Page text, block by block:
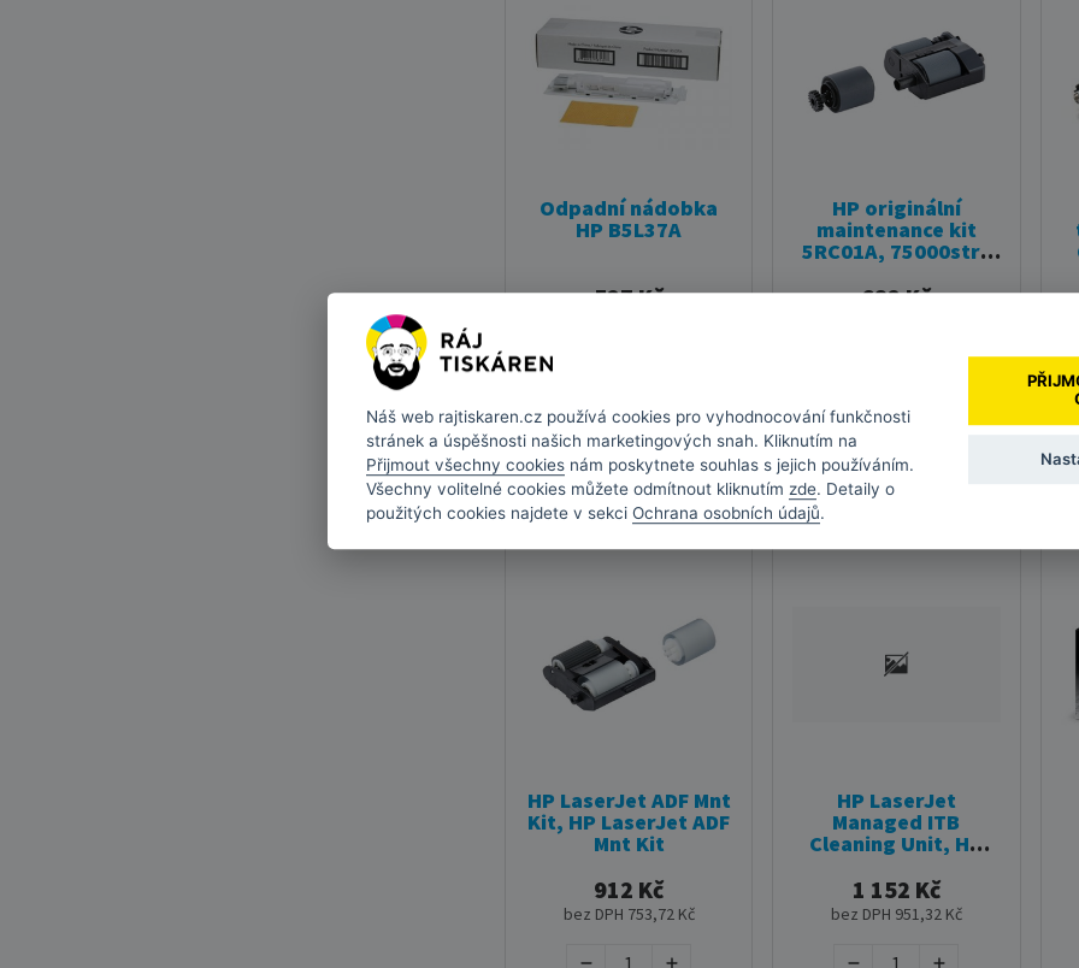
Odpadní nádobka
HP B5L37A
527 Kč
DO KOŠÍKU
Skladem
• Odeslání do
druhého dne
HP originální
maintenance kit
5RC01A, 75000str.,
682 Kč
DO KOŠÍKU
Skladem • Doručení do
týdne
HP LaserJet ADF Mnt
Kit, HP LaserJet ADF
Mnt Kit
912 Kč
bez DPH 753,72 Kč
HP LaserJet
Managed ITB
Cleaning Unit, HP
ITB Cleaning Unit
1 152 Kč
bez DPH 951,32 Kč
Náš web rajtiskaren.cz používá cookies pro vyhodnocování funkčnosti
stránek a úspěšnosti našich marketingových snah. Kliknutím na
Přijmout všechny cookies nám poskytnete souhlas s jejich používáním.
Všechny volitelné cookies můžete odmítnout kliknutím zde. Detaily o
použitých cookies najdete v sekci Ochrana osobních údajů.